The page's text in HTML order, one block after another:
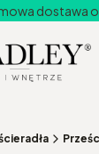
dostawa